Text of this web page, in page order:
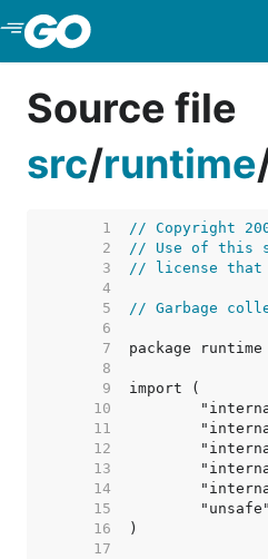
Skip to Main Content
Source file
src/runtime
     1
// Copyright
     2
// Use of this
     3
// license that
     4
     5
// Garbage
     6
     7
     8
     9
    10
    11
    12
    13
    14
    15
    16
    17